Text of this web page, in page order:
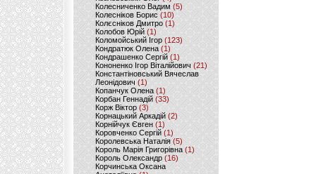
Колесниченко Вадим (5)
Колесніков Борис (10)
Колєсніков Дмитро (1)
Колобов Юрій (1)
Коломойський Ігор (123)
Кондратюк Олена(1)
Кондрашенко Сергій (1)
Кононенко Ігор Віталійович (21)
Константіновський Вячеслав
Леонідович (1)
Копанчук Олена (1)
Корбан Геннадій (33)
Корж Віктор (3)
Корнацький Аркадій (2)
Корнійчук Євген (1)
Коровченко Сергій (1)
Королевська Наталія(5)
Король Марія Григорівна (1)
Король Олександр (16)
Корчинська Оксана